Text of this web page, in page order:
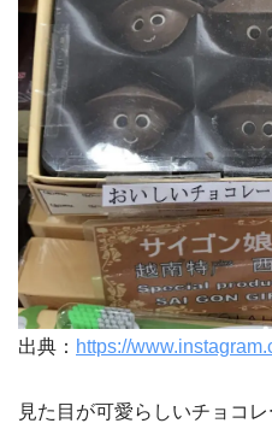
出典： https://
見た目が可愛らしいチョコ